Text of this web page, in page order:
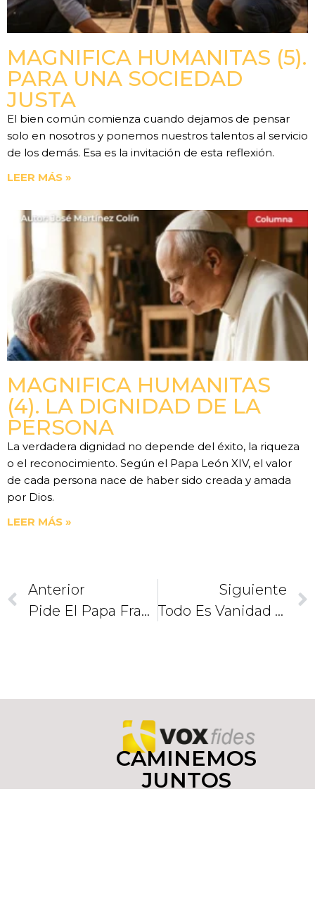
MAGNIFICA HUMANITAS (5).
PARA UNA SOCIEDAD
JUSTA
El bien común comienza cuando dejamos de pensar
solo en nosotros y ponemos nuestros talentos al servicio
de los demás. Esa es la invitación de esta reflexión.
LEER MÁS »
MAGNIFICA HUMANITAS
(4). LA DIGNIDAD DE LA
PERSONA
La verdadera dignidad no depende del éxito, la riqueza
o el reconocimiento. Según el Papa León XIV, el valor
de cada persona nace de haber sido creada y amada
por Dios.
LEER MÁS »
Anterior
Pide El Papa Francisco Cantar “La Guadalupana” Por El Sufrido México
Siguiente
Todo Es Vanidad / El Asno Disfrazado
CAMINEMOS
JUNTOS